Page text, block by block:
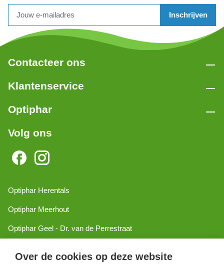
Over de cookies op deze website
Inschrijven
Contacteer ons
Klantenservice
Optiphar
Volg ons
Optiphar Herentals
Optiphar Meerhout
Optiphar Geel - Dr. van de Perrestraat